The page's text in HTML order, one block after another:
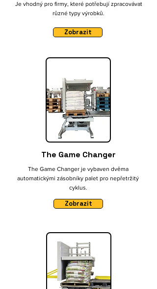
Je vhodný pro firmy, které potřebují zpracovávat
různé typy výrobků.
Zobrazit
The Game Changer
The Game Changer je vybaven dvěma
automatickými zásobníky palet pro nepřetržitý
cyklus.
Zobrazit